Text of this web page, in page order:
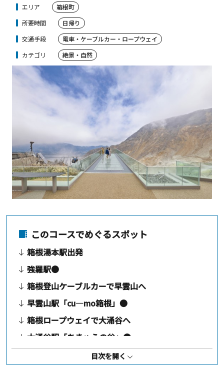
エリア
箱根町
所要時間
日帰り
交通手段
電車・ケーブルカー・ロープウェイ
カテゴリ
絶景・自然
このコースでめぐるスポット
箱根湯本駅出発
強羅駅●
箱根登山ケーブルカーで早雲山へ
早雲山駅「cu―mo箱根」●
箱根ロープウェイで大涌谷へ
大涌谷駅「ちきゅうの谷」●
大涌谷くろたまご館●目次を開く